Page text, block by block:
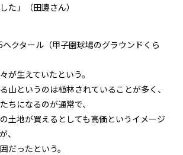
た」（田邊さん）
クタール（甲子園球場のグラウンドくら
が生えていたという。
山というのは植林されていることが多く、
ちになるのが通常で、
土地が買えるとしても高価というイメージ
、
だったという。